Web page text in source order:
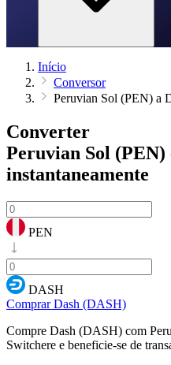
Início
Conversor
Peruvian Sol (PEN) a
Converter
Peruvian Sol (PEN)
instantaneamente
PEN
DASH
Comprar Dash (DASH)
Compre Dash (DASH) com
Switchere e beneficie-se de